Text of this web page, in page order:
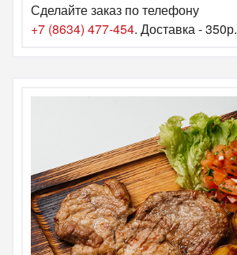
Сделайте заказ по телефону
+7 (8634) 477-454. Доставка - 350р.